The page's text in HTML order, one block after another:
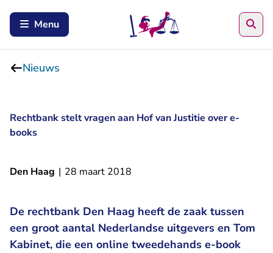
Menu
Nieuws
Rechtbank stelt vragen aan Hof van Justitie over e-
books
Den Haag | 28 maart 2018
De rechtbank Den Haag heeft de zaak tussen
een groot aantal Nederlandse uitgevers en Tom
Kabinet, die een online tweedehands e-book